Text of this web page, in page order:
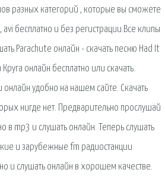
разных категорий , которые вы сможете
бесплатно и без регистрации.Все клипы
Parachute онлайн - скачать песню Had It
онлайн бесплатно или скачать.
удобно на нашем сайте. Скачать
нигде нет. Предварительно прослушай
в mp3 и слушать онлайн. Теперь слушать
и зарубежные fm радиостанции
и слушать онлайн в хорошем качестве.